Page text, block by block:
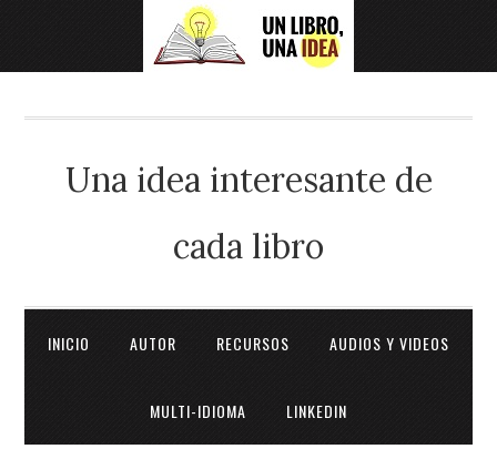
Una idea interesante de
cada libro
INICIO AUTOR RECURSOS AUDIOS Y VIDEOS
MULTI-IDIOMA LINKEDIN